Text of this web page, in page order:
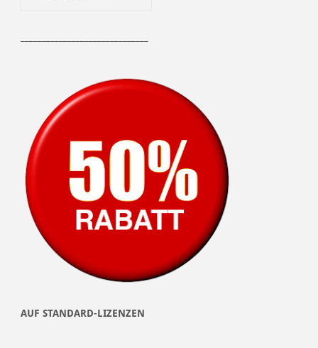
AUF STANDARD-LIZENZEN